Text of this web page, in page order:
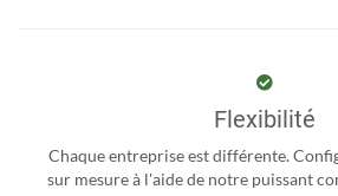
Flexibilité
Chaque entreprise est différente.
sur mesure à l'aide de notre puissant